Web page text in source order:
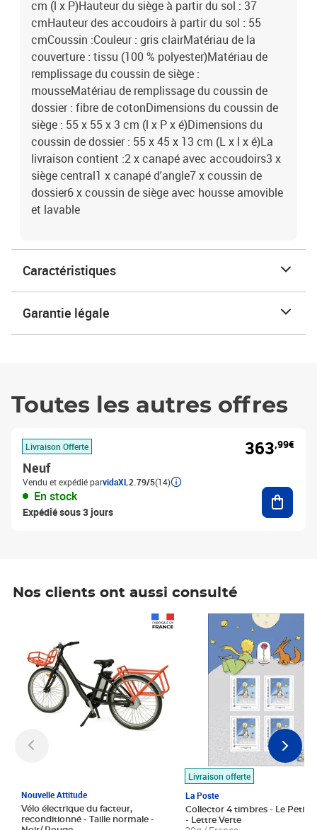
cm (l x P)Hauteur du siège à partir du sol : 37
cmHauteur des accoudoirs à partir du sol : 55
cmCoussin :Couleur : gris clairMatériau de la
couverture : tissu (100 % polyester)Matériau de
remplissage du coussin de siège :
mousseMatériau de remplissage du coussin de
dossier : fibre de cotonDimensions du coussin de
siège : 55 x 55 x 3 cm (l x P x é)Dimensions du
coussin de dossier : 55 x 45 x 13 cm (L x l x é)La
livraison contient :2 x canapé avec accoudoirs3 x
siège central1 x canapé d'angle7 x coussin de
dossier6 x coussin de siège avec housse amovible
et lavable
Caractéristiques
Garantie légale
Toutes les autres offres
Livraison Offerte
Neuf
Vendu et expédié parvidaXL 2.79/5(14)
En stock
Expédié sous 3 jours
363,99€
Nos clients ont aussi consulté
Nouvelle Attitude
Vélo électrique du facteur,
reconditionné - Taille normale -
Livraison offerte
La Poste
Collector 4 timbres - Le Petit
- Lettre Verte
Prix 7,50€